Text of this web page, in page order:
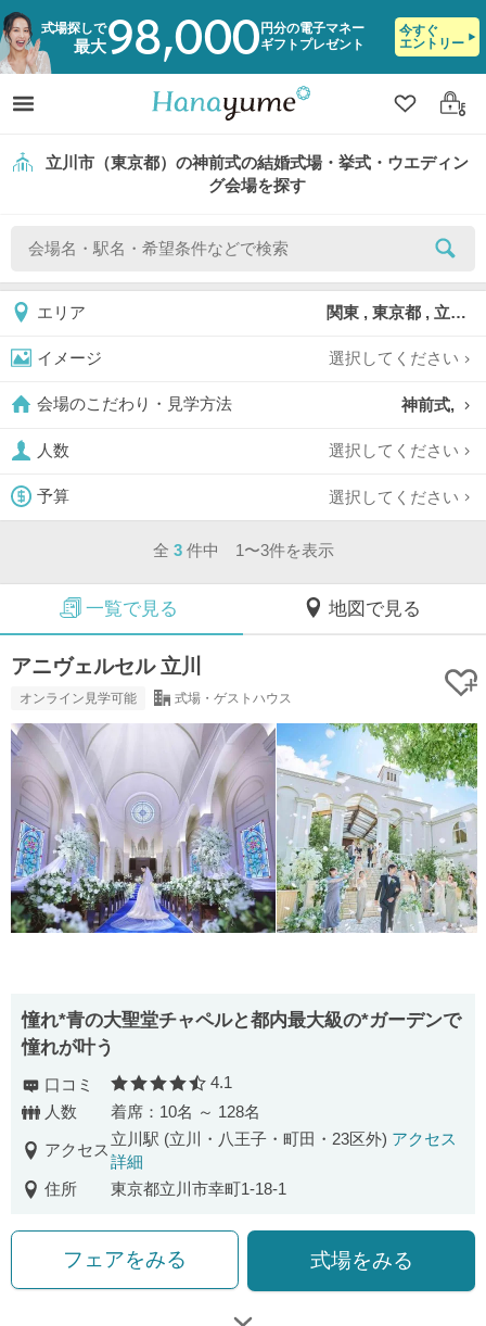
式場探しで
最大98,000 円分の電子マネー
ギフトプレゼント
今すぐ
エントリー
クリップ
ログ
立川市（東京都）の神前式の結婚式場・挙式・ウエディン
グ会場を探す
エリア 関東 , 東京都 , 立川市
イメージ 選択してください
会場のこだわり・見学方法 神前式,
人数 選択してください
予算 選択してください
全 3 件中 1〜3件を表示
一覧で見る 地図で見る
アニヴェルセル 立川
オンライン見学可能 式場・ゲストハウス
憧れ*青の大聖堂チャペルと都内最大級の*ガーデンで
憧れが叶う
口コミ 口コミ評価
4.1
人数
着席：10名 ～ 128名
アクセス
立川駅 (立川・八王子・町田・23区外) アクセス
詳細
住所
東京都立川市幸町1-18-1
フェアをみる 式場をみる